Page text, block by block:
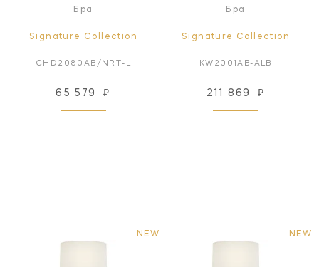
Бра
Signature Collection
CHD2080AB/NRT-L
65 579 ₽
Бра
Signature Collection
KW2001AB-ALB
211 869 ₽
NEW NEW